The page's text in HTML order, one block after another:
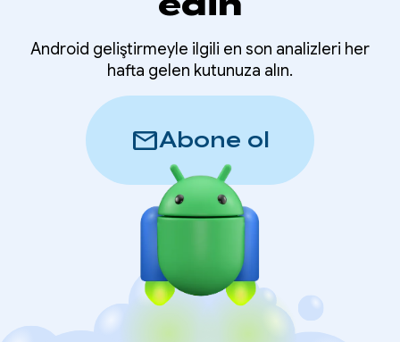
Android geliştirmeyle ilgili en son analizleri her
hafta gelen kutunuza alın.
mailAbone ol